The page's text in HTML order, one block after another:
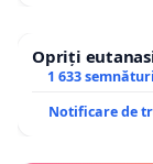
Opriți
1 633 semnături
Notificare de